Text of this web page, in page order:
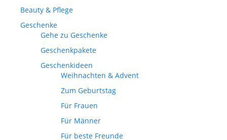
Beauty & Pflege
Geschenke
Gehe zu Geschenke
Geschenkpakete
Geschenkideen
Weihnachten & Advent
Zum Geburtstag
Für Frauen
Für Männer
Für beste Freunde